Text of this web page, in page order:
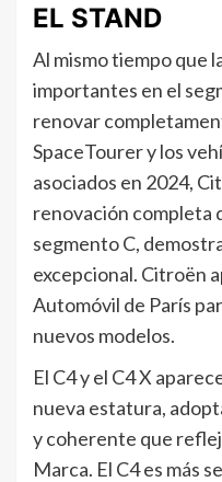
EL STAND
Al mismo tiempo que
importantes en el
renovar
SpaceTourer y los
asociados en 2024,
renovación completa
segmento C,
excepcional. Citroën
Automóvil de París
nuevos modelos.
El C4 y el C4 X
nueva estatura,
y coherente que
Marca. El C4 es más